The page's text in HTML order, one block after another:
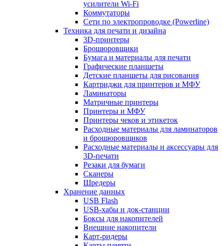
усилители Wi-Fi
Коммутаторы
Сети по электропроводке (Powerline)
Техника для печати и дизайна
3D-принтеры
Брошюровщики
Бумага и материалы для печати
Графические планшеты
Детские планшеты для рисования
Картриджи для принтеров и МФУ
Ламинаторы
Матричные принтеры
Принтеры и МФУ
Принтеры чеков и этикеток
Расходные материалы для ламинаторов
и брошюровщиков
Расходные материалы и аксессуары для
3D-печати
Резаки для бумаги
Сканеры
Шредеры
Хранение данных
USB Flash
USB-хабы и док-станции
Боксы для накопителей
Внешние накопители
Карт-ридеры